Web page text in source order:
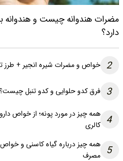
مضرات هندوانه چیست و هندوانه
دارد؟
2 خواص و مضرات شیره انجیر + طرز
3 فرق کدو حلوایی و کدو تنبل
4 همه چیز در مورد پونه؛ از خواص
کالری
5
همه چیز درباره گیاه کاسنی و
مصرف